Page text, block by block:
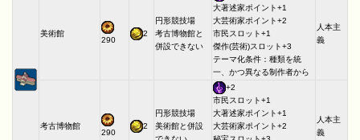
美術館
290
2
円形競技場
考古博物館と
併設できない
大著述家ポイント+1
大芸術家ポイント+2
市民スロット+1
傑作(芸術)スロット+3
テーマ化条件：種類を統
一、かつ異なる制作者から
人本主
義
考古博物館
290
2
円形競技場
美術館と併設
+2
市民スロット+1
大著述家ポイント+1
大芸術家ポイント+2
人本主
義